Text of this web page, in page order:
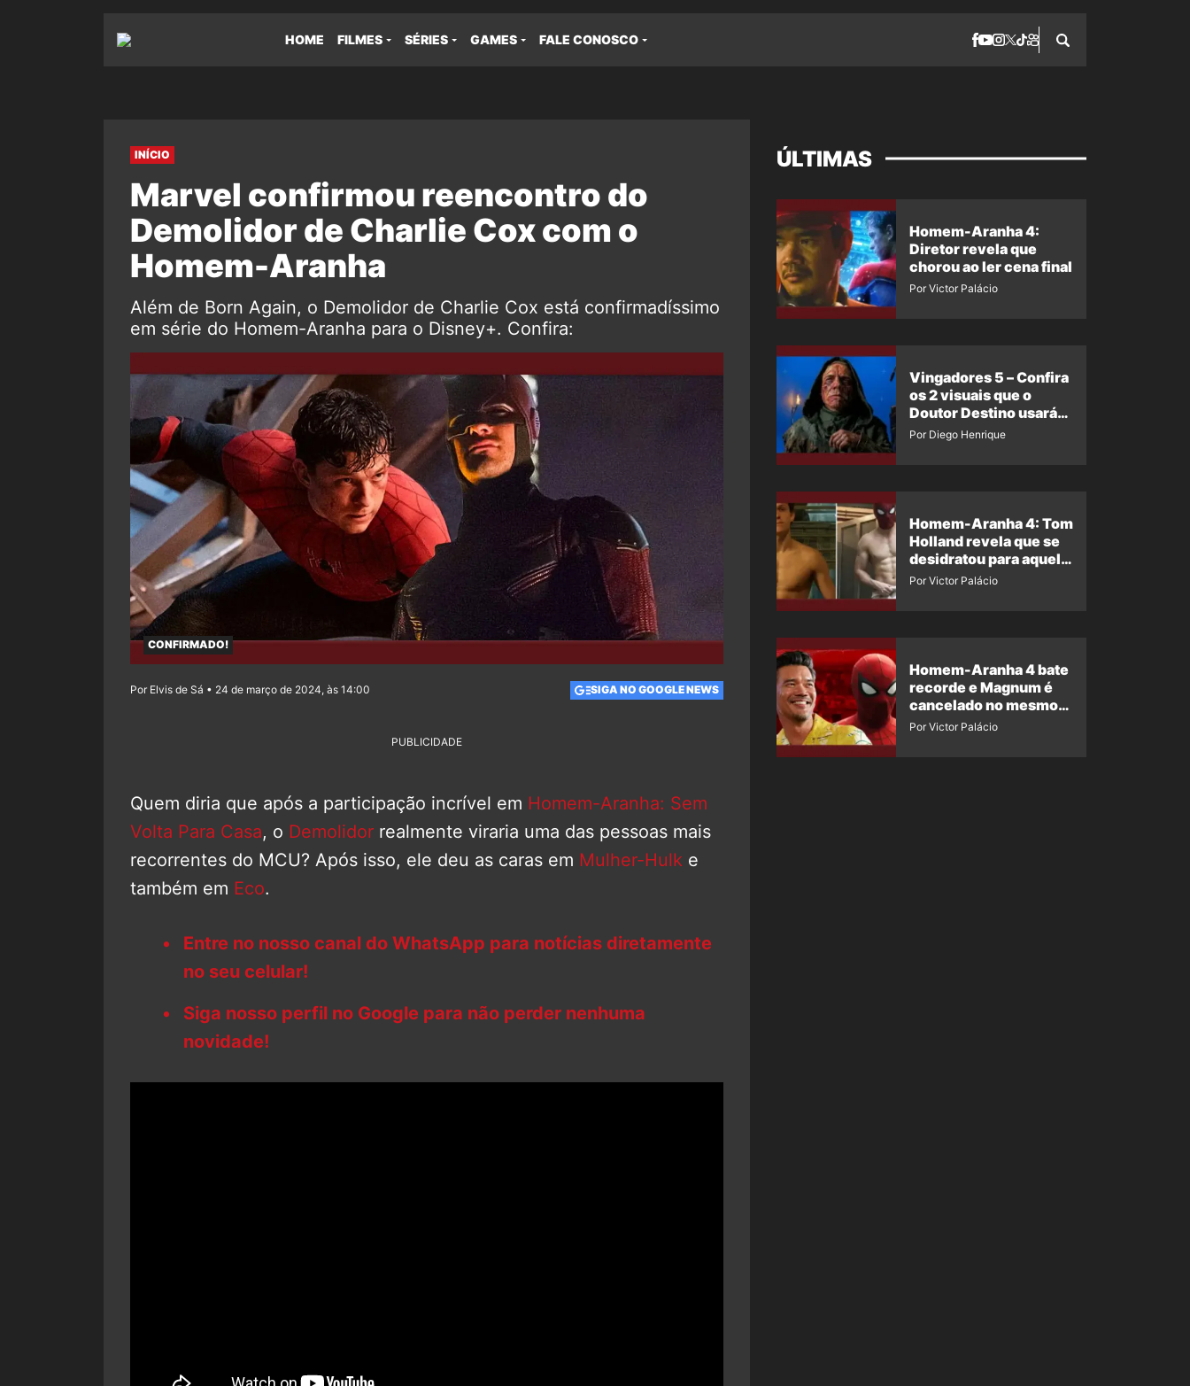
HOME FILMES SÉRIES GAMES FALE CONOSCO
INÍCIO
Marvel confirmou reencontro do
Demolidor de Charlie Cox com o
Homem-Aranha
Além de Born Again, o Demolidor de Charlie Cox está confirmadíssimo
em série do Homem-Aranha para o Disney+. Confira:
CONFIRMADO!
Por Elvis de Sá • 24 de março de 2024, às 14:00 SIGA NO GOOGLE NEWS
PUBLICIDADE
Quem diria que após a participação incrível em Homem-Aranha: Sem
Volta Para Casa, o Demolidor realmente viraria uma das pessoas mais
recorrentes do MCU? Após isso, ele deu as caras em Mulher-Hulk e
também em Eco.
Entre no nosso canal do WhatsApp para notícias diretamente
no seu celular!
Siga nosso perfil no Google para não perder nenhuma
novidade!
ÚLTIMAS
Homem-Aranha 4:
Diretor revela que
chorou ao ler cena final
Por Victor Palácio
Vingadores 5 – Confira
os 2 visuais que o
Doutor Destino usará
no filme
Por Diego Henrique
Homem-Aranha 4: Tom
Holland revela que se
desidratou para aquela
cena
Por Victor Palácio
Homem-Aranha 4 bate
recorde e Magnum é
cancelado no mesmo
dia – diretor se
Por Victor Palácio